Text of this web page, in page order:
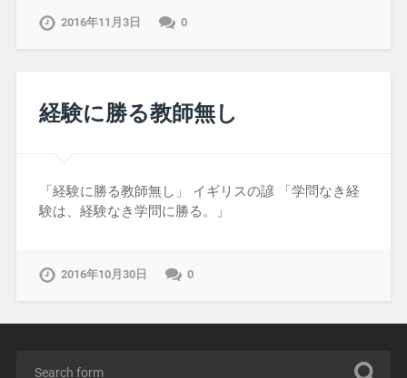
2016年11月3日 0
経験に勝る教師無し
「経験に勝る教師無し」 イギリスの諺 「学問なき経
験は、経験なき学問に勝る。」
2016年10月30日 0